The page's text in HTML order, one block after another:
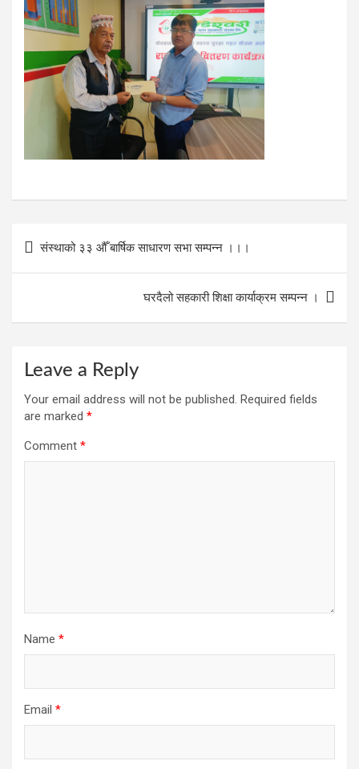
संस्थाको ३३ औँ बार्षिक साधारण सभा सम्पन्न ।।।
घरदैलो सहकारी शिक्षा कार्याक्रम सम्पन्न ।
Leave a Reply
Your email address will not be published. Required fields
are marked *
Comment *
Name *
Email *